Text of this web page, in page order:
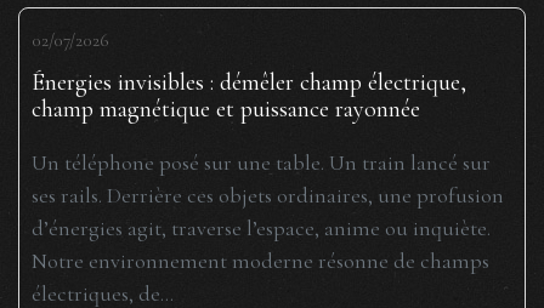
02/07/2026
Énergies invisibles : démêler champ électrique,
champ magnétique et puissance rayonnée
Un téléphone posé sur une table. Un train lancé sur
ses rails. Derrière ces objets ordinaires, une profusion
d’énergies agit, traverse l’espace, anime ou inquiète.
Notre environnement moderne résonne de champs
électriques, de...